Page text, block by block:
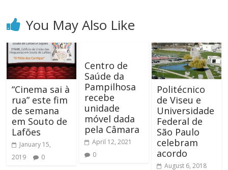
You May Also Like
“Cinema sai à
rua” este fim
de semana
em Souto de
Lafões
January 15,
2019
0
Centro de
Saúde da
Pampilhosa
recebe
unidade
móvel dada
pela Câmara
April 12, 2021
0
Politécnico
de Viseu e
Universidade
Federal de
São Paulo
celebram
acordo
August 6, 2018